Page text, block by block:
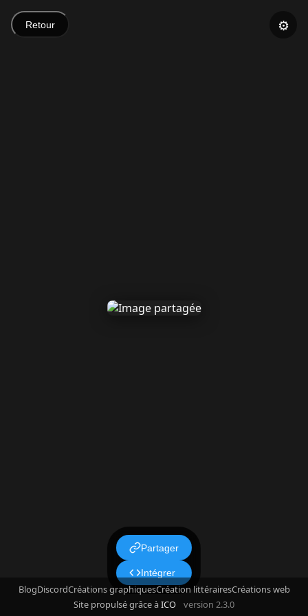
⚙️
Retour
Partager
Intégrer
BlogDiscordCréations graphiquesCréation littérairesCréations web
Site propulsé grâce àICO version 2.3.0